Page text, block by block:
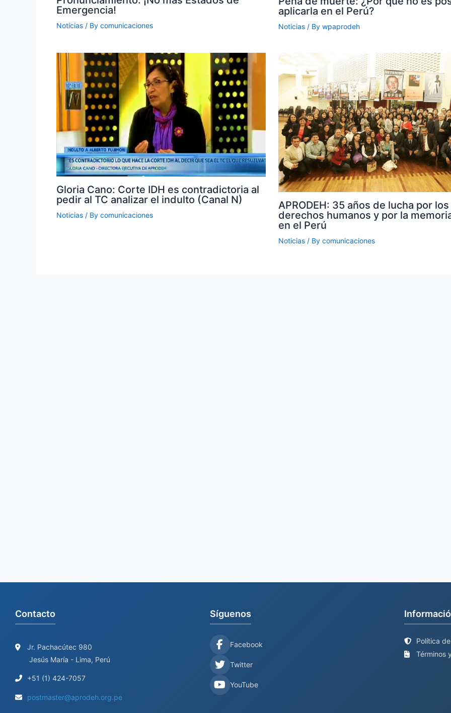
Emergencia!
Noticias / By comunicaciones
aplicarla en el Perú?
Noticias/ By wpaprodeh
Gloria Cano: Corte IDH es contradictoria al
pedir al TC analizar el indulto (Canal N)
Noticias / By comunicaciones
APRODEH: 35 años de lucha por los
derechos humanos y por la
en el Perú
Noticias/ By comunicaciones
Contacto
Jr. Pachacútec 980
Jesús María - Lima, Perú
+51 (1) 424-7057
postmaster@aprodeh.org.pe
Síguenos
Facebook
Twitter
YouTube
Política
Términos